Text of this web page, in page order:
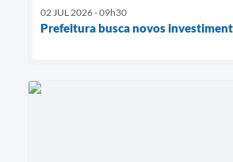
02 JUL 2026 - 09h30
Prefeitura busca novos